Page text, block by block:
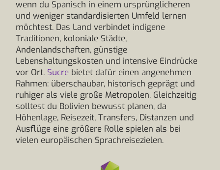
wenn du Spanisch in einem ursprünglicheren
und weniger standardisierten Umfeld lernen
möchtest. Das Land verbindet indigene
Traditionen, koloniale Städte,
Andenlandschaften, günstige
Lebenshaltungskosten und intensive Eindrücke
vor Ort. Sucre bietet dafür einen angenehmen
Rahmen: überschaubar, historisch geprägt und
ruhiger als viele große Metropolen. Gleichzeitig
solltest du Bolivien bewusst planen, da
Höhenlage, Reisezeit, Transfers, Distanzen und
Ausflüge eine größere Rolle spielen als bei
vielen europäischen Sprachreisezielen.